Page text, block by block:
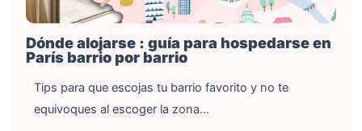
Dónde alojarse : guía para hospedarse en
París barrio por barrio
Tips para que escojas tu barrio favorito y no te
equivoques al escoger la zona…